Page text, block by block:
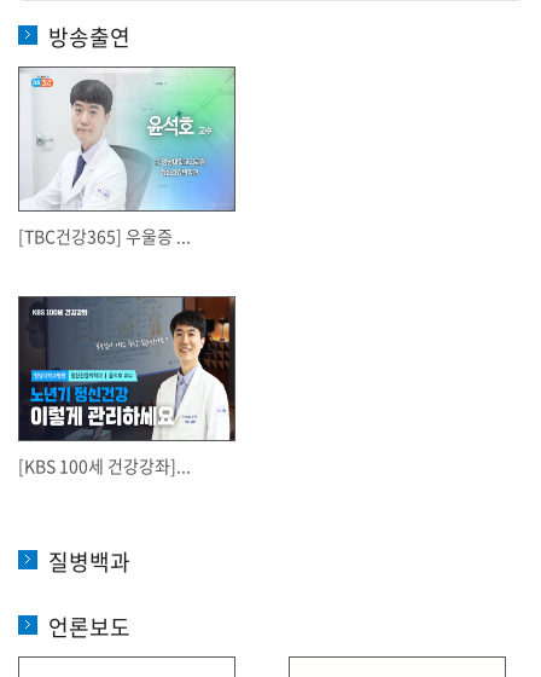
방송출연
[TBC건강365] 우울증 ...
[KBS 100세 건강강좌]...
질병백과
언론보도